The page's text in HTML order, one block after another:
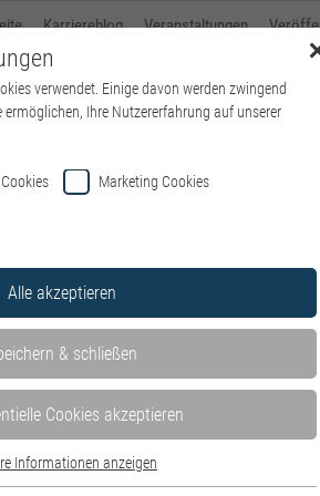
kbo-Karriere Ausbildung
Karriereblog Veranstaltungen
Kliniken des
in ganz Oberbayern. Mit
IT.
Herkunft, von Alter, Religion,
verwendet. Einige davon werden zwingend
Ihre Nutzererfahrung auf unserer
Marketing Cookies
Alle akzeptieren
& schließen
Cookies akzeptieren
Informationen anzeigen